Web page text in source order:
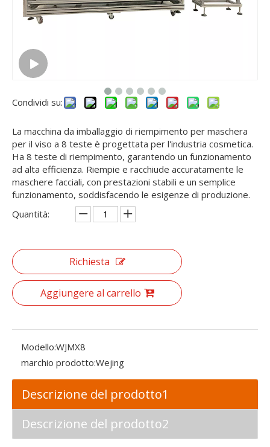
Condividi su:
La macchina da imballaggio di riempimento per maschera
per il viso a 8 teste è progettata per l'industria cosmetica.
Ha 8 teste di riempimento, garantendo un funzionamento
ad alta efficienza. Riempie e racchiude accuratamente le
maschere facciali, con prestazioni stabili e un semplice
funzionamento, soddisfacendo le esigenze di produzione.
Quantità:
Richiesta
Aggiungere al carrello
Modello:WJMX8
marchio prodotto:Wejing
Descrizione del prodotto1
Descrizione del prodotto2